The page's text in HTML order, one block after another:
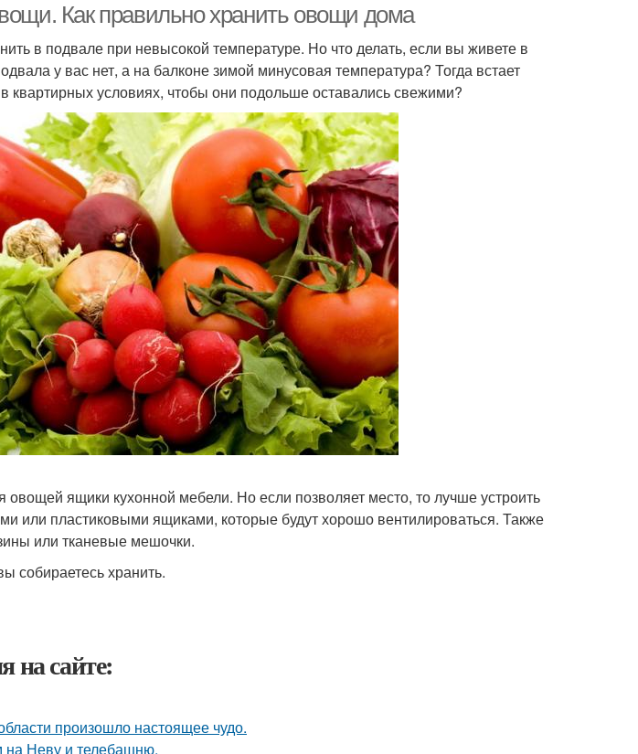
Как правильно хранить овощи дома
в подвале при невысокой температуре. Но что делать, если вы живете в
у вас нет, а на балконе зимой минусовая температура? Тогда встает
квартирных условиях, чтобы они подольше оставались свежими?
овощей ящики кухонной мебели. Но если позволяет место, то лучше устроить
или пластиковыми ящиками, которые будут хорошо вентилироваться. Также
или тканевые мешочки.
собираетесь хранить.
на сайте:
произошло настоящее чудо.
на Неву и телебашню.